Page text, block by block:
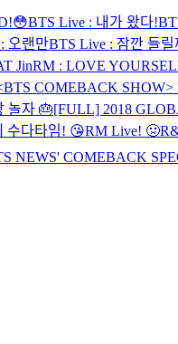
BTS Live : 내가 왔다!
오랜만BTS Live : 잠깐 들릴
JinRM : LOVE
COMEBACK SHOW>
놀자 🎂[FULL] 2018
수다타임! 😘RM Live! 🤢
NEWS' COMEBACK